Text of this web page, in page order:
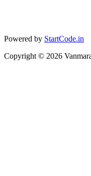
Powered by StartCode.in
Copyright © 2026